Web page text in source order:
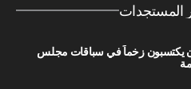
في سباقات مجلس